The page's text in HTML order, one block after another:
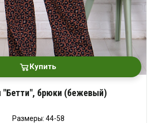
Купить
брюки (бежевый)
Размеры: 44-58